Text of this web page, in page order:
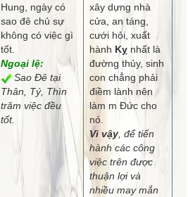
Hung, ngày có
sao đê chủ sự
không có việc gì
tốt.
Ngoại lệ:
Sao Đê tại
Thân, Tý, Thìn
trăm việc đều
tốt.
xây dựng nhà
cửa, an táng,
cưới hỏi, xuất
hành Kỵnhất là
đường thủy, sinh
con chẳng phải
điềm lành nên
làm m Đức cho
nó.
Vì vậy, để tiến
hành các công
việc trên được
thuận lợi và
nhiều may mắn